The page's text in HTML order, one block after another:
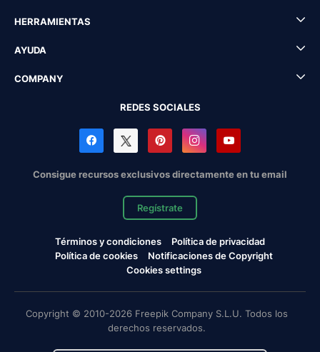
HERRAMIENTAS
AYUDA
COMPANY
REDES SOCIALES
Consigue recursos exclusivos directamente en tu email
Regístrate
Términos y condiciones
Política de privacidad
Política de cookies
Notificaciones de Copyright
Cookies settings
Copyright © 2010-2026 Freepik Company S.L.U. Todos los
derechos reservados.